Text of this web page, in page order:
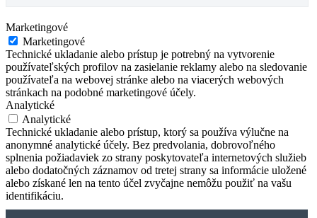
Marketingové
Marketingové
Technické ukladanie alebo prístup je potrebný na vytvorenie
používateľských profilov na zasielanie reklamy alebo na sledovanie
používateľa na webovej stránke alebo na viacerých webových
stránkach na podobné marketingové účely.
Analytické
Analytické
Technické ukladanie alebo prístup, ktorý sa používa výlučne na
anonymné analytické účely. Bez predvolania, dobrovoľného
splnenia požiadaviek zo strany poskytovateľa internetových služieb
alebo dodatočných záznamov od tretej strany sa informácie uložené
alebo získané len na tento účel zvyčajne nemôžu použiť na vašu
identifikáciu.